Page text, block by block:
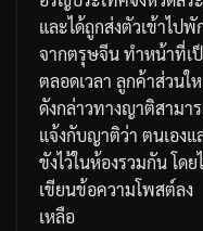
และได้ถูกส่งตัวเข้าไป
จากตรุษจีนทำหน้าที่เ
ตลอดเวลา ลูกค้าส่วนใ
ดังกล่าวทางญาติสามา
แจ้งกับญาติว่า ตนเอง
ขังไว้ในห้องรวมกันโด
เขียนข้อความโพสต์ลง
เหลือ